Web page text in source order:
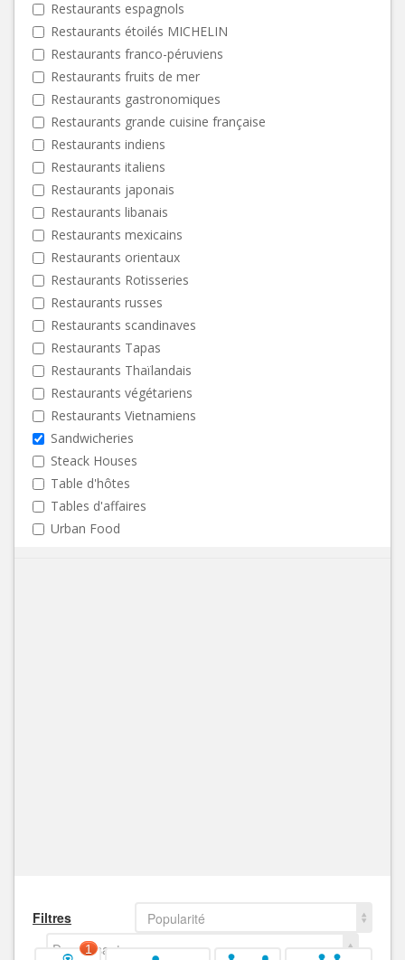
Restaurants espagnols
Restaurants étoilés MICHELIN
Restaurants franco-péruviens
Restaurants fruits de mer
Restaurants gastronomiques
Restaurants grande cuisine française
Restaurants indiens
Restaurants italiens
Restaurants japonais
Restaurants libanais
Restaurants mexicains
Restaurants orientaux
Restaurants Rotisseries
Restaurants russes
Restaurants scandinaves
Restaurants Tapas
Restaurants Thaïlandais
Restaurants végétariens
Restaurants Vietnamiens
Sandwicheries
Steack Houses
Table d'hôtes
Tables d'affaires
Urban Food
Filtres
Popularité
Decroissant
1